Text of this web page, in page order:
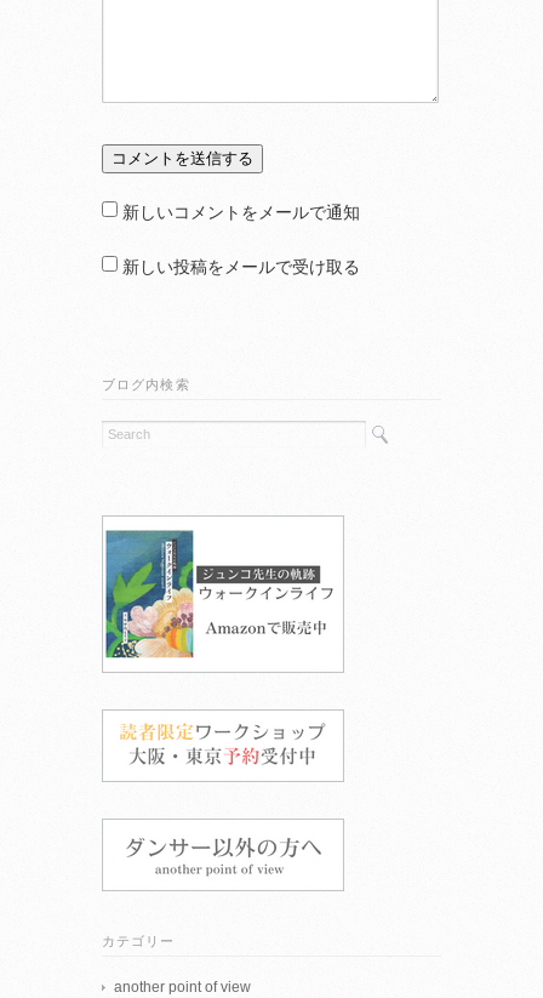
新しいコメントをメールで通知
新しい投稿をメールで受け取る
ブログ内検索
カテゴリー
another point of view